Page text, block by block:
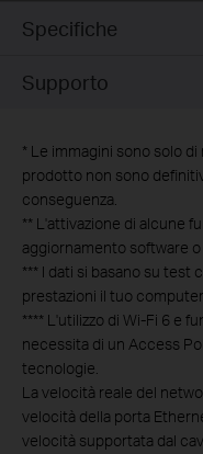
Specifiche
Supporto
* Le immagini sono solo
prodotto non sono
conseguenza.
** L'attivazione di alcune
aggiornamento software
*** I dati si basano su test
prestazioni il tuo
**** L'utilizzo di Wi-Fi 6 e
necessita di un Access
tecnologie.
La velocità reale del
velocità della porta
velocità supportata dal